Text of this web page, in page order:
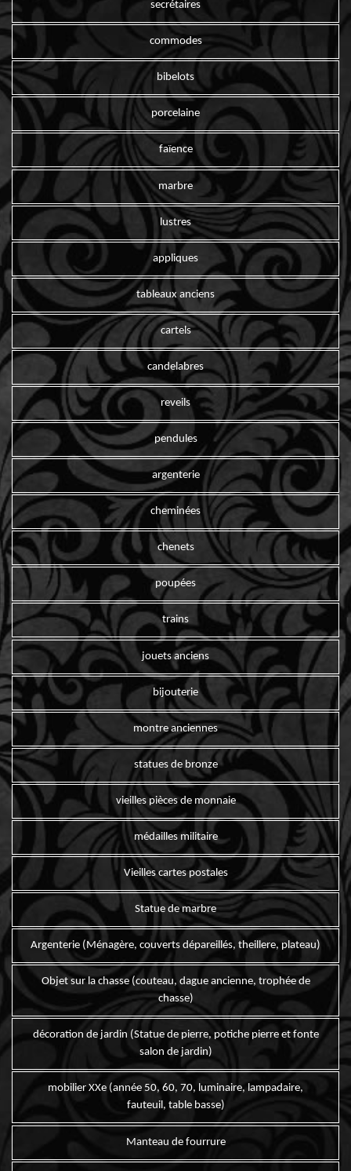
secrétaires
commodes
bibelots
porcelaine
faïence
marbre
lustres
appliques
tableaux anciens
cartels
candelabres
reveils
pendules
argenterie
cheminées
chenets
poupées
trains
jouets anciens
bijouterie
montre anciennes
statues de bronze
vieilles pièces de monnaie
médailles militaire
Vieilles cartes postales
Statue de marbre
Argenterie (Ménagère, couverts dépareillés, theillere, plateau)
Objet sur la chasse (couteau, dague ancienne, trophée de
chasse)
décoration de jardin (Statue de pierre, potiche pierre et fonte
salon de jardin)
mobilier XXe (année 50, 60, 70, luminaire, lampadaire,
fauteuil, table basse)
Manteau de fourrure